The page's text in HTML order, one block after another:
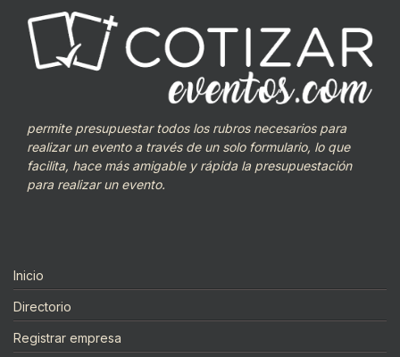
permite presupuestar todos los rubros necesarios para
realizar un evento a través de un solo formulario, lo que
facilita, hace más amigable y rápida la presupuestación
para realizar un evento.
Inicio
Directorio
Registrar empresa